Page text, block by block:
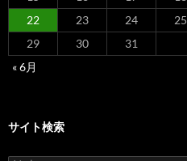
22
23 24 25
29
30
31
« 6月
サイト検索